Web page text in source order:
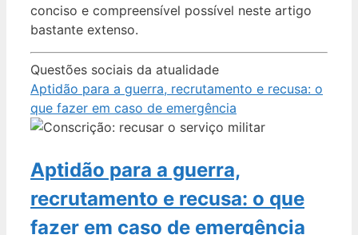
conciso e compreensível possível neste artigo
bastante extenso.
Questões sociais da atualidade
Aptidão para a guerra, recrutamento e recusa: o
que fazer em caso de emergência
Aptidão para a guerra,
recrutamento e recusa: o que
fazer em caso de emergência